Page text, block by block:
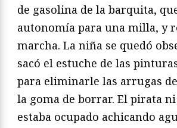
de gasolina de la barquita,
autonomía para una milla, y
marcha. La niña se quedó
sacó el estuche de las
para eliminarle las arrugas
la goma de borrar. El pirata
estaba ocupado achicando